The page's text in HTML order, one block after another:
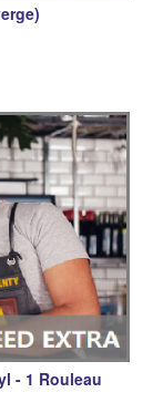
- 1 Rouleau